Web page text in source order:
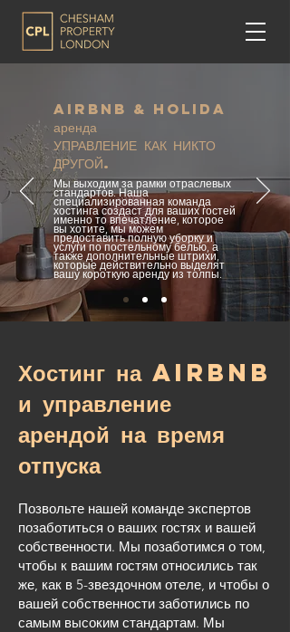
AIRBNB & HOLIDA
аренда
УПРАВЛЕНИЕ КАК НИКТО
ДРУГОЙ.
Мы выходим за рамки отраслевых
стандартов. Наша
специализированная команда
хостинга создаст для ваших гостей
именно то впечатление, которое
вы хотите, мы можем
предоставить полную уборку и
услуги по постельному белью, а
также дополнительные штрихи,
которые действительно выделят
вашу короткую аренду из толпы.
Хостинг на airbnb
и управление
арендой на время
отпуска
Позвольте нашей команде экспертов
позаботиться о ваших гостях и вашей
собственности. Мы позаботимся о том,
чтобы к вашим гостям относились так
же, как в 5-звездочном отеле, и чтобы о
вашей собственности заботились по
самым высоким стандартам. Мы